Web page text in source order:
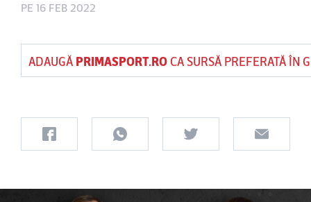
PE 16 FEB 2022
ADAUGĂ PRIMASPORT.ROCA SURSĂ PREFERATĂ ÎN